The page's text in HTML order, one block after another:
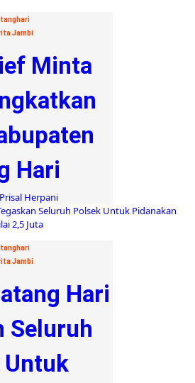
Jambi
Minta
Hari
Prisal Herpani
Jambi
Hari
Seluruh
Untuk